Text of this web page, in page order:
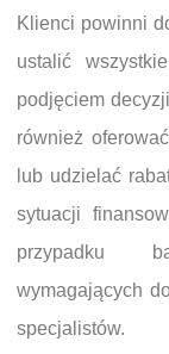
Klienci powinni
ustalić
podjęciem
również
lub udzielać
sytuacji
przypadku
wymagających
specjalistów.